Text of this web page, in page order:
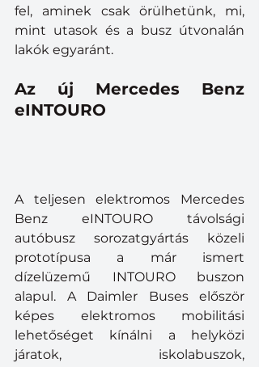
fel, aminek csak örülhetünk, mi,
mint utasok és a busz útvonalán
lakók egyaránt.
Az új Mercedes Benz
eINTOURO
A teljesen elektromos Mercedes
Benz eINTOURO távolsági
autóbusz sorozatgyártás közeli
prototípusa a már ismert
dízelüzemű INTOURO buszon
alapul. A Daimler Buses először
képes elektromos mobilitási
lehetőséget kínálni a helyközi
járatok, iskolabuszok,